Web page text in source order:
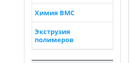
Химия ВМС
Экструзия
полимеров